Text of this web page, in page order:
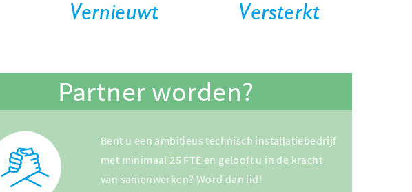
Partner worden?
Bent u een ambitieus technisch installatiebedrijf
met minimaal 25 FTE en gelooft u in de kracht
van samenwerken? Word dan lid!